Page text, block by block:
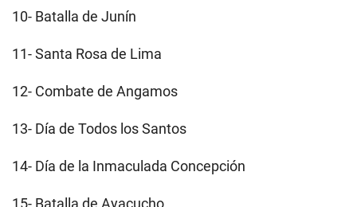
10- Batalla de Junín
11- Santa Rosa de Lima
12- Combate de Angamos
13- Día de Todos los Santos
14- Día de la Inmaculada Concepción